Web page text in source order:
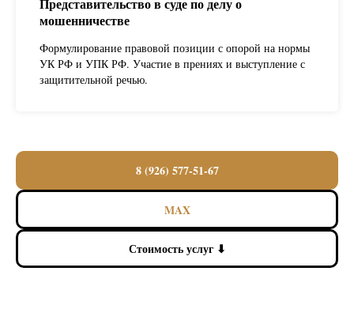
мошенничестве
Формулирование правовой позиции с опорой на нормы
УК РФ и УПК РФ. Участие в прениях и выступление с
защитительной речью.
8 (926) 577-51-67
MAX
Стоимость услуг ⬇